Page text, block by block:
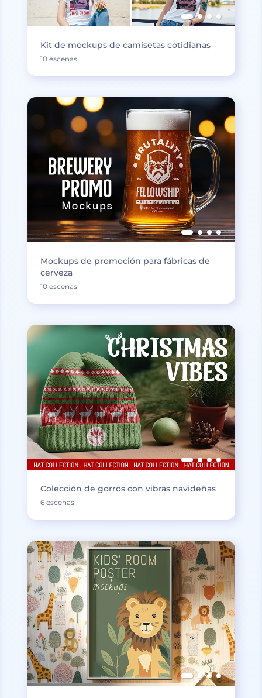
Kit de mockups de camisetas cotidianas
10 escenas
Mockups de promoción para fábricas de
cerveza
10 escenas
Colección de gorros con vibras navideñas
6 escenas